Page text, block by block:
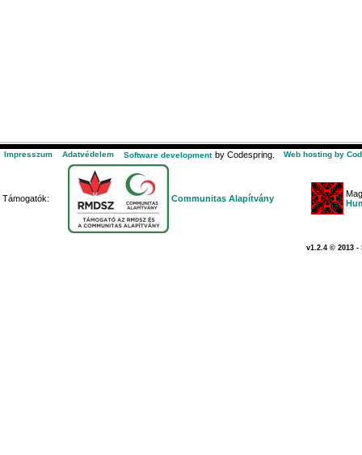
Impresszum Adatvédelem Software development by Codespring. Web hosting by
Támogatók: Communitas Alapítvány
v1.2.4 © 2013